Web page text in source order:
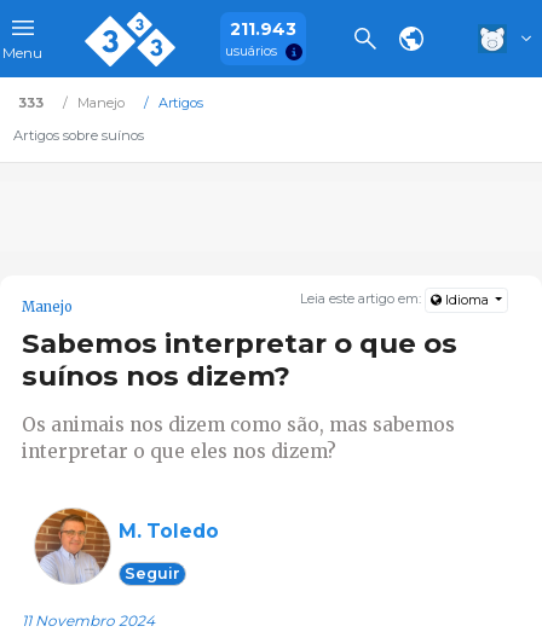
Menu
211.943
usuários
333 Manejo
Artigos
Artigos sobre suínos
Leia este artigo em: Idioma
Manejo
Sabemos interpretar o que os
suínos nos dizem?
Os animais nos dizem como são, mas sabemos
interpretar o que eles nos dizem?
M. Toledo
Seguir
11 Novembro 2024